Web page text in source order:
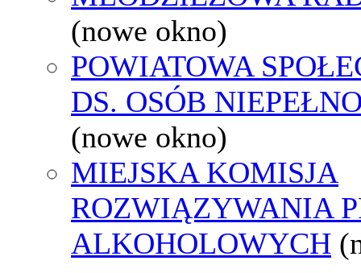
(nowe okno)
POWIATOWA
DS. OSÓB
(nowe okno)
MIEJSKA KOMISJA
ROZWIĄZYWANIA
ALKOHOLOWYCH